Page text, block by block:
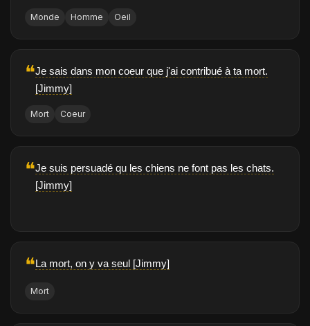
Monde Homme Oeil
❝Je sais dans mon coeur que j'ai contribué à ta mort.
[Jimmy]
Mort Coeur
❝Je suis persuadé qu les chiens ne font pas les chats.
[Jimmy]
❝La mort, on y va seul [Jimmy]
Mort